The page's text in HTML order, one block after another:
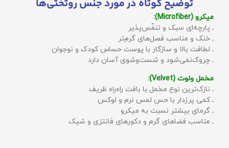
توضیح کوتاه در مورد جنس روتختی‌ها
میکرو (Microfiber):
ـ پارچه‌ای سبک و تنفّس‌پذیر
ـ خنک و مناسب فصل‌های گرم‌تر
ـ لطافت بالا و سازگار با پوست حساس کودک و نوجوان
ـ چروک‌نمی‌شود و شست‌وشوی آسان دارد
مخمل ولوت (Velvet):
ـ نازک‌ترین نوع مخمل با بافت راه‌راه ظریف
ـ کمی پرزدار با حس لمس نرم و لوکس
ـ گرمای بیشتر نسبت به میکرو
ـ مناسب فضاهای گرم و دکورهای فانتزی و شیک